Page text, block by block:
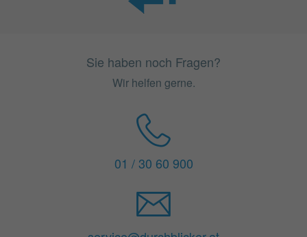
Sie haben noch Fragen?
Wir helfen gerne.
01 / 30 60 900